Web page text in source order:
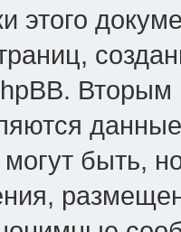
этого
быть,